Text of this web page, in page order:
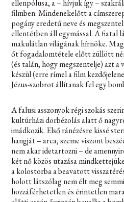
ellenpólusa, a – hívjuk így –
filmben. Mindenekelőtt a
pogány eredetű neve és
ellentétben áll egymással. A fiatal
makulátlan világának hírnöke.
őt fogadalomtétele előtt züllött
(és talán, hogy megszentelje) azt
készül (erre rímel a film
Jézus-szobrot állítanak fel egy
A falusi asszonyok régi szokás
kultúrházi dorbézolás alatt ő
imádkozik. Első ránézésre kissé
hangját – arca, szeme viszont
nem akar idetartozni – de
két nő közös utazása
a kolostorba a beavatott
holott látszólag nem élt meg
hozzáférhetetlen és érintetlen